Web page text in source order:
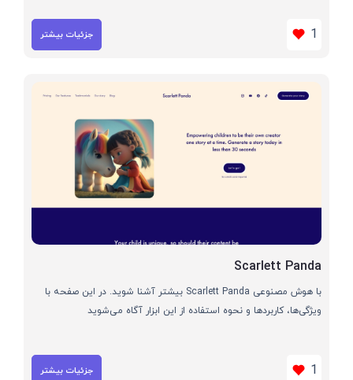
1 جزئیات بیشتر
Scarlett Panda
با هوش مصنوعی Scarlett Panda بیشتر آشنا شوید. در این صفحه با
ویژگی‌ها، کاربردها و نحوه استفاده از این ابزار آگاه می‌شوید
1 جزئیات بیشتر